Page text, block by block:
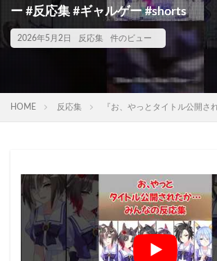
ー #反応集 #ギャルゲー #shorts
2026年5月2日 反応集 件のビュー
HOME 反応集 『お、やっとタイトル公開